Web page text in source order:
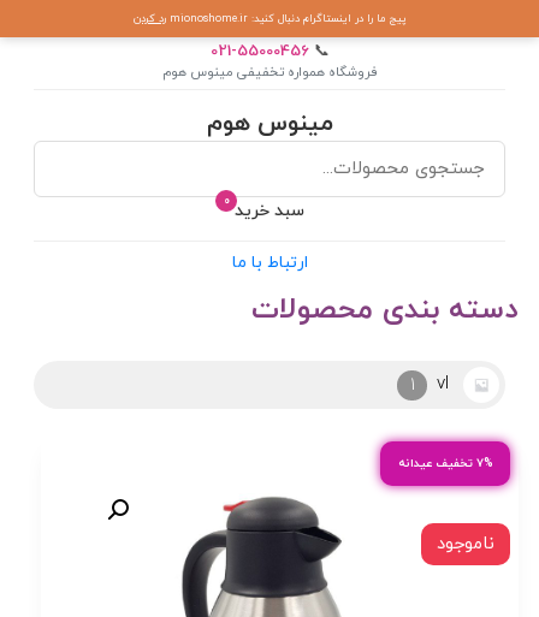
پیج ما را در اینستاگرام دنبال کنید: mionoshome.ir رد کردن
📞
021-55000456
فروشگاه همواره تخفیفی مینوس هوم
مینوس هوم
0 سبد خرید
ارتباط با ما
دسته بندی محصولات
۷% تخفیف عیدانه
ناموجود